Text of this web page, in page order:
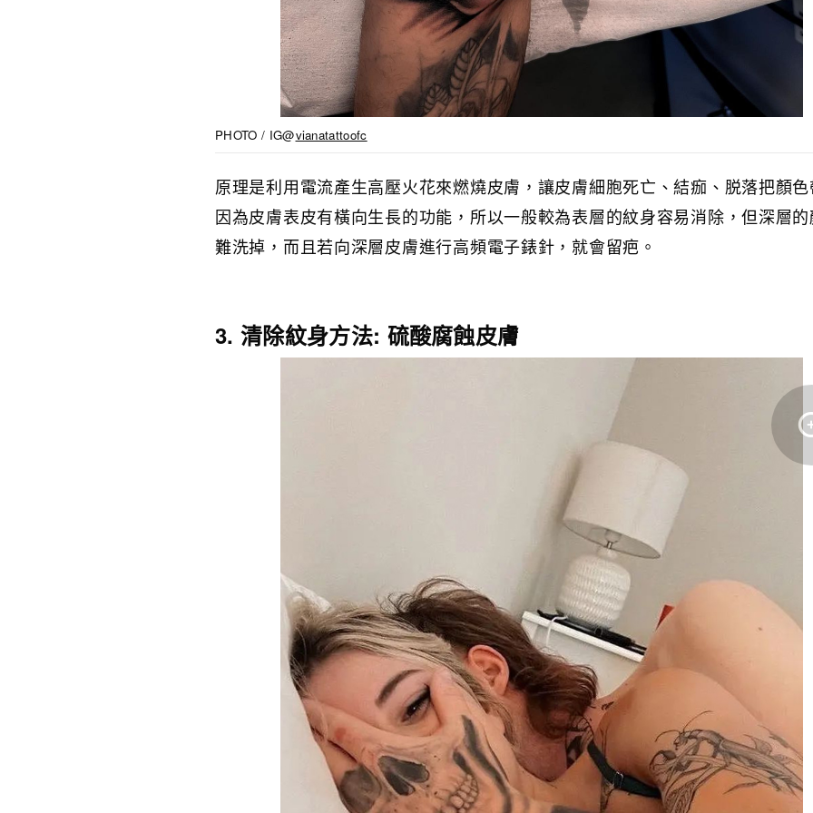
PHOTO / IG@vianatattoofc
原理是利用電流產生高壓火花來燃燒皮膚，讓皮膚細胞死亡、結痂、脱落把顏色
因為皮膚表皮有橫向生長的功能，所以一般較為表層的紋身容易消除，但深層
難洗掉，而且若向深層皮膚進行高頻電子錶針，就會留疤。
3. 清除紋身方法: 硫酸腐蝕皮膚